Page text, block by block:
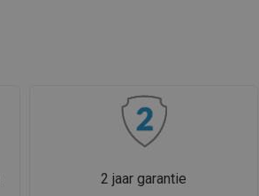
2 jaar garantie